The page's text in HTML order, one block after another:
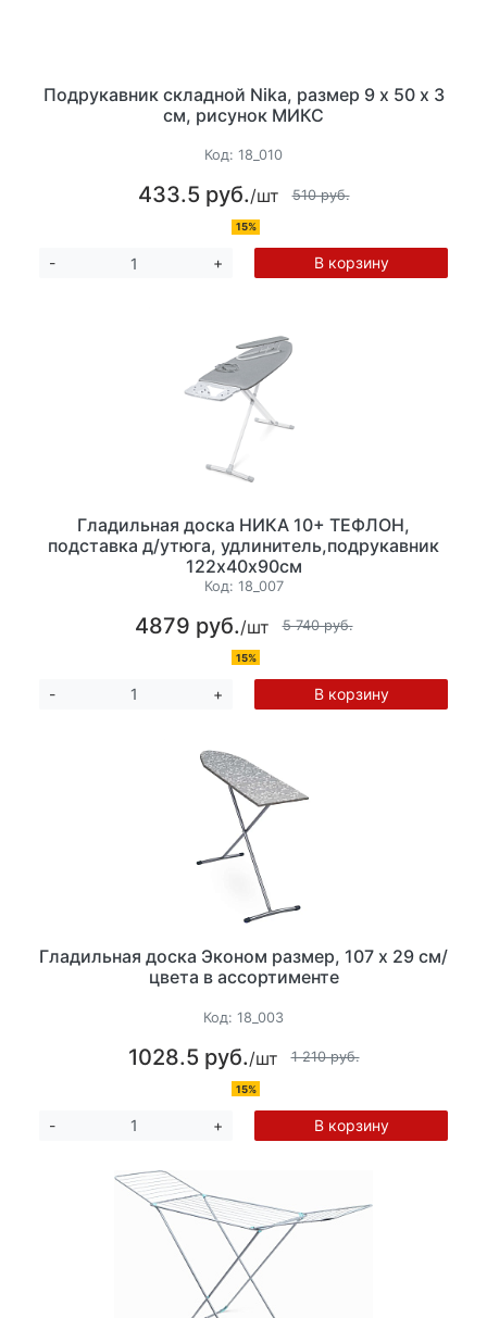
Подрукавник складной Nika, размер 9 х 50 х 3
см, рисунок МИКС
Код: 18_010
433.5 руб./шт 510 руб.
15%
- + В корзину
Гладильная доска НИКА 10+ ТЕФЛОН,
подставка д/утюга, удлинитель,подрукавник
122х40х90см
Код: 18_007
4879 руб./шт 5 740 руб.
15%
- + В корзину
Гладильная доска Эконом размер, 107 х 29 см/
цвета в ассортименте
Код: 18_003
1028.5 руб./шт 1 210 руб.
15%
- + В корзину